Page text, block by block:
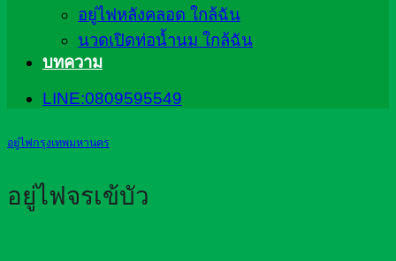
อยู่ไฟหลังคลอด ใกล้ฉัน
นวดเปิดท่อน้ำนม ใกล้ฉัน
บทความ
LINE:0809595549
อยู่ไฟกรุงเทพมหานคร
อยู่ไฟจรเข้บัว